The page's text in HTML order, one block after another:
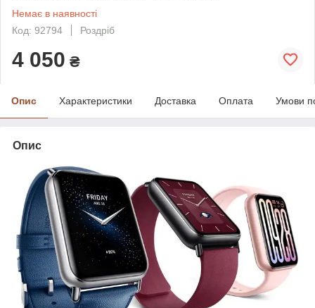
Немає в наявності
Код: 92794
Роздріб
4 050 ₴
Опис Характеристики Доставка Оплата Умови
Опис